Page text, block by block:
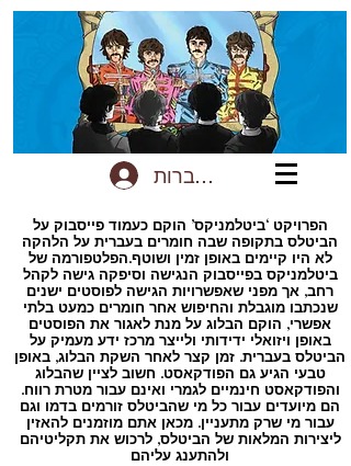
להתחברות
הפרויקט ‘ביטלמניקס’ הוקם כעמוד פייסבוק על
הביטלס בתקופה שבה חומרים בעברית על הלהקה
לא היו קיימים באופן זמין ושוטף.הפלטפורמה של
ביטלמניקס בפייסבוק הנגישה וסיפקה גישה לקהל
רחב, אך מפני שאפשרויות הגישה לפוסטים ישנים
שנכתבו מוגבלת והחיפוש אחר חומרים כמעט בלתי
אפשרי, הוקם הבלוג על מנת לאגור את הפוסטים
באופן ויזואלי ידידותי ולייצר מרכז ידע מעמיק על
הביטלס בעברית. זמן קצר לאחר השקת הבלוג, באופן
טבעי הגיע גם הפודקאסט. חשוב לציין שהבלוג
והפודקאסט חינמיים לגמרי ואינם עבור מטרת רווח.
הם מיועדים עבור כל מי שהביטלס זורמים בדמו וגם
עבור מי שרק מתעניין. מכאן אתם מוזמנים להאזין
ליצירות המלאות של הביטלס, לרכוש את תקליטיהם
ולהתענג עליהם